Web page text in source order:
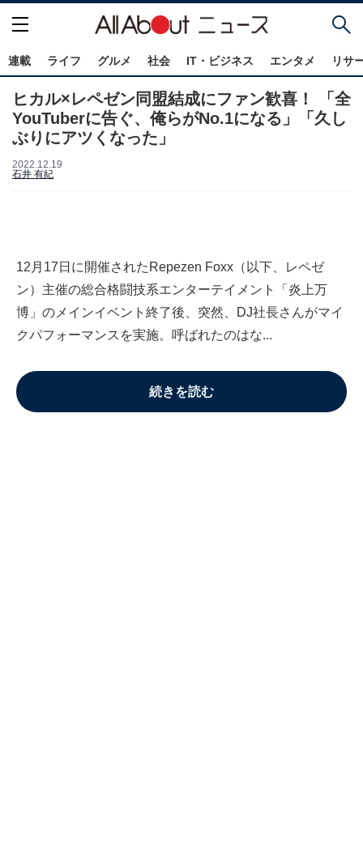
連載 ライフ グルメ 社会 IT・ビジネス エンタメ リサ
ヒカル×レペゼン同盟結成にファン歓喜！ 「全
YouTuberに告ぐ、俺らがNo.1になる」「久し
ぶりにアツくなった」
2022.12.19
石井 有紀
12月17日に開催されたRepezen Foxx（以下、レペゼ
ン）主催の総合格闘技系エンターテイメント「炎上万
博」のメインイベント終了後、突然、DJ社長さんがマイ
クパフォーマンスを実施。呼ばれたのはな...
続きを読む